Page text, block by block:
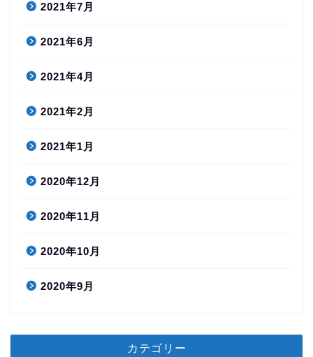
2021年7月
2021年6月
2021年4月
2021年2月
2021年1月
2020年12月
2020年11月
2020年10月
2020年9月
カテゴリー